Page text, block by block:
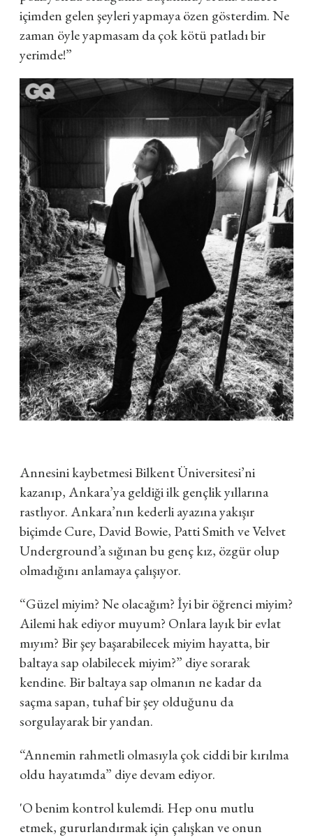
içimden gelen şeyleri yapmaya özen gösterdim. Ne
zaman öyle yapmasam da çok kötü patladı bir
yerimde!”
Annesini kaybetmesi Bilkent Üniversitesi’ni
kazanıp, Ankara’ya geldiği ilk gençlik yıllarına
rastlıyor. Ankara’nın kederli ayazına yakışır
biçimde Cure, David Bowie, Patti Smith ve Velvet
Underground’a sığınan bu genç kız, özgür olup
olmadığını anlamaya çalışıyor.
“Güzel miyim? Ne olacağım? İyi bir öğrenci miyim?
Ailemi hak ediyor muyum? Onlara layık bir evlat
mıyım? Bir şey başarabilecek miyim hayatta, bir
baltaya sap olabilecek miyim?” diye sorarak
kendine. Bir baltaya sap olmanın ne kadar da
saçma sapan, tuhaf bir şey olduğunu da
sorgulayarak bir yandan.
“Annemin rahmetli olmasıyla çok ciddi bir kırılma
oldu hayatımda” diye devam ediyor.
'O benim kontrol kulemdi. Hep onu mutlu
etmek, gururlandırmak için çalışkan ve onun